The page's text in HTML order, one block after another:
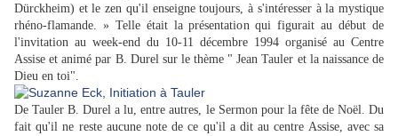
Dürckheim) et le zen qu'il enseigne toujours, à s'intéresser à la mystique
rhéno-flamande. » Telle était la présentation qui figurait au début de
l'invitation au week-end du 10-11 décembre 1994 organisé au Centre
Assise et animé par B. Durel sur le thème " Jean Tauler et la naissance de
Dieu en toi".
De Tauler B. Durel a lu, entre autres, le Sermon pour la fête de Noël. Du
fait qu'il ne reste aucune note de ce qu'il a dit au centre Assise, avec sa